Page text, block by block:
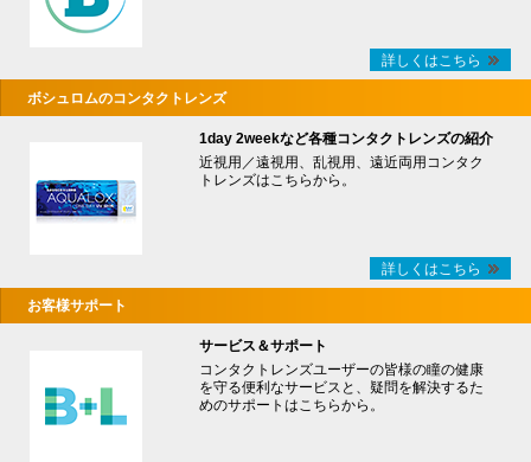
詳しくはこちら
ボシュロムのコンタクトレンズ
1day 2weekなど各種コンタクトレンズの紹介
近視用／遠視用、乱視用、遠近両用コンタク
トレンズはこちらから。
詳しくはこちら
お客様サポート
サービス＆サポート
コンタクトレンズユーザーの皆様の瞳の健康
を守る便利なサービスと、疑問を解決するた
めのサポートはこちらから。